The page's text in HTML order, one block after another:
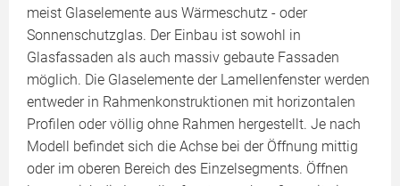
meist Glaselemente aus Wärmeschutz - oder
Sonnenschutzglas. Der Einbau ist sowohl in
Glasfassaden als auch massiv gebaute Fassaden
möglich. Die Glaselemente der Lamellenfenster werden
entweder in Rahmenkonstruktionen mit horizontalen
Profilen oder völlig ohne Rahmen hergestellt. Je nach
Modell befindet sich die Achse bei der Öffnung mittig
oder im oberen Bereich des Einzelsegments. Öffnen